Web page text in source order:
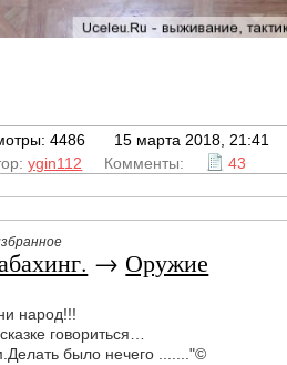
4486
15 марта 2018, 21:41
ygin112 Комменты: 43
→ Оружие
народ!!!
говориться…
было нечего ......."©